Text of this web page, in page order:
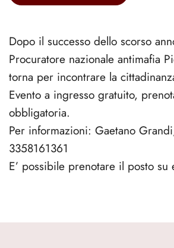
Dopo il successo dello scorso
Procuratore nazionale antimafia
torna per incontrare la
Evento a ingresso gratuito,
obbligatoria.
Per informazioni: Gaetano
3358161361
E’ possibile prenotare il posto su